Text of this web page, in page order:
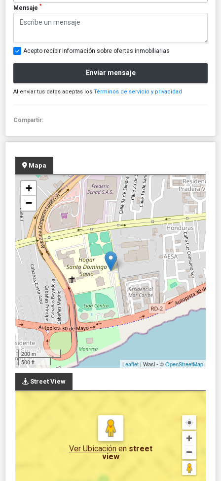
Mensaje *
Acepto recibir información sobre ofertas inmobiliarias
Enviar mensaje
Al enviar tus datos aceptas los Términos de servicio y privacidad
Compartir:
Mapa
+
−
200 m
500 ft
Leaflet | Wasi - ©OpenStreetMap
Street View
Ver Ubicación en street
view